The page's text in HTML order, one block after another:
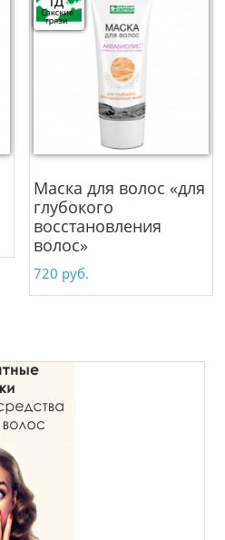
Маска для волос «для
глубокого
восстановления
волос»
720 руб.